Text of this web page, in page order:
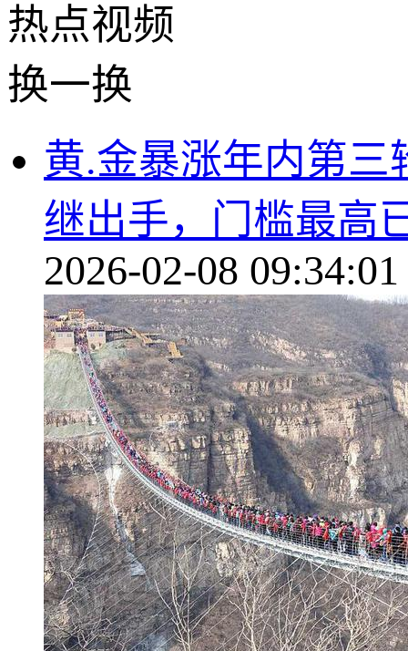
热点视频
换一换
黄.金暴涨年内第
继出手，门槛最高
2026-02-08 09:34:01